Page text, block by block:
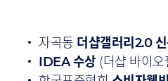
자곡동 더샵갤러리2.0
IDEA 수상 (더샵 바이